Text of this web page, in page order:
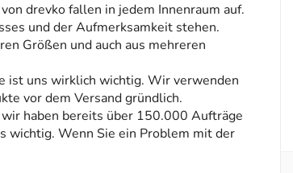
drevko fallen in jedem Innenraum auf.
und der Aufmerksamkeit stehen.
Größen und auch aus mehreren
ist uns wirklich wichtig. Wir verwenden
vor dem Versand gründlich.
wir haben bereits über 150.000 Aufträge
wichtig. Wenn Sie ein Problem mit der